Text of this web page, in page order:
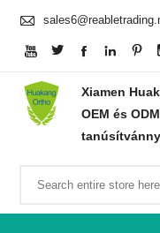

    
Xiamen
OEM és